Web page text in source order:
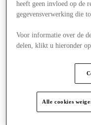
heeft geen invloed op de
gegevensverwerking die
Voor informatie over de
delen, klikt u hieronder
Alle cookies